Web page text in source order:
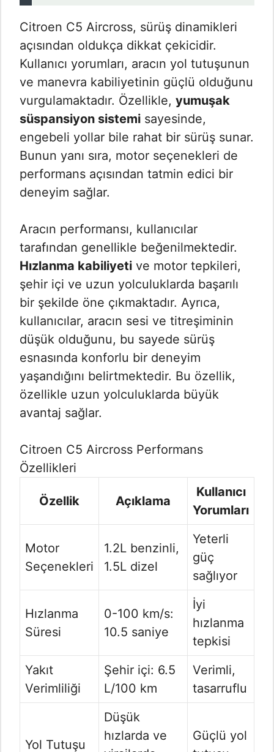
Citroen C5 Aircross, sürüş dinamikleri
açısından oldukça dikkat çekicidir.
Kullanıcı yorumları, aracın yol tutuşunun
ve manevra kabiliyetinin güçlü olduğunu
vurgulamaktadır. Özellikle, yumuşak
süspansiyon sistemi sayesinde,
engebeli yollar bile rahat bir sürüş sunar.
Bunun yanı sıra, motor seçenekleri de
performans açısından tatmin edici bir
deneyim sağlar.
Aracın performansı, kullanıcılar
tarafından genellikle beğenilmektedir.
Hızlanma kabiliyeti ve motor tepkileri,
şehir içi ve uzun yolculuklarda başarılı
bir şekilde öne çıkmaktadır. Ayrıca,
kullanıcılar, aracın sesi ve titreşiminin
düşük olduğunu, bu sayede sürüş
esnasında konforlu bir deneyim
yaşandığını belirtmektedir. Bu özellik,
özellikle uzun yolculuklarda büyük
avantaj sağlar.
Citroen C5 Aircross Performans
Özellikleri
Özellik Açıklama
Kullanıcı
Yorumları
Motor
Seçenekleri
1.2L benzinli,
1.5L dizel
Yeterli
güç
sağlıyor
Hızlanma
Süresi
0-100 km/s:
10.5 saniye
İyi
hızlanma
tepkisi
Yakıt
Verimliliği
Şehir içi: 6.5
L/100 km
Verimli,
tasarruflu
Yol Tutuşu
Düşük
hızlarda ve
Güçlü yol